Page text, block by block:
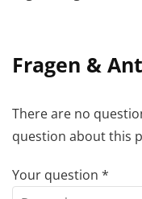
Fragen &
There are no
question about this
Your question *